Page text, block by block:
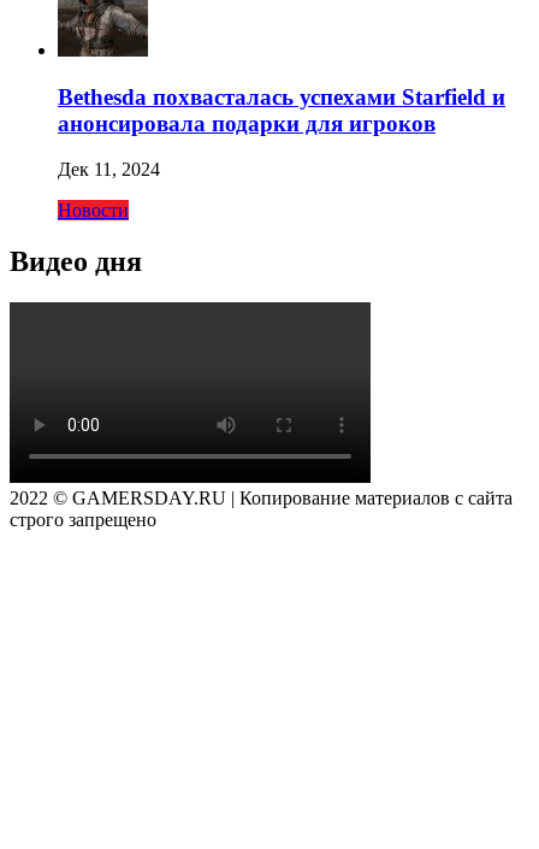
Bethesda похвасталась успехами Starfield и
анонсировала подарки для игроков
Дек 11, 2024
Новости
Видео дня
2022 © GAMERSDAY.RU | Копирование материалов с сайта
строго запрещено